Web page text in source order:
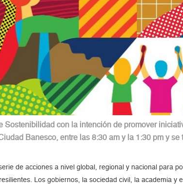
Sostenibilidad con la intención de promover
Banesco, entre las 8:30 am y la 1:30 pm y
de acciones a nivel global, regional y nacional para
Los gobiernos, la sociedad civil, la academia y